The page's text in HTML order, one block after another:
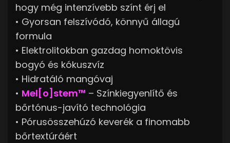
hogy még intenzívebb színt érj el
• Gyorsan felszívódó, könnyű állagú
formula
• Elektrolitokban gazdag homoktövis
bogyó és kókuszvíz
• Hidratáló mangóvaj
• Mel[o]stem™ – Színkiegyenlítő és
bőrtónus-javító technológia
• Pórusösszehúzó keverék a finomabb
bőrtextúráért